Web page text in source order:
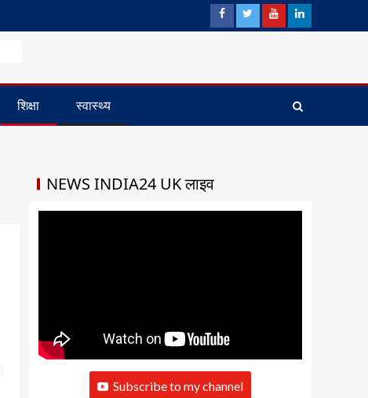
शिक्षा स्वास्थ्य
NEWS INDIA24 UK लाइव
Subscribe to my channel